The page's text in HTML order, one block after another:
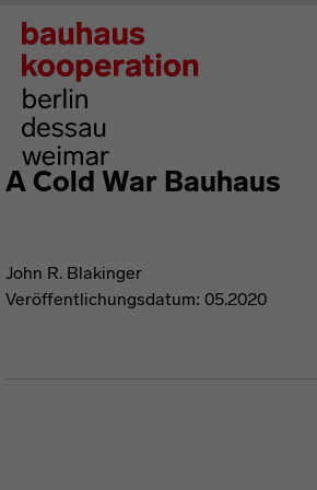
A Cold War Bauhaus
John R. Blakinger
Veröffentlichungsdatum: 05.2020